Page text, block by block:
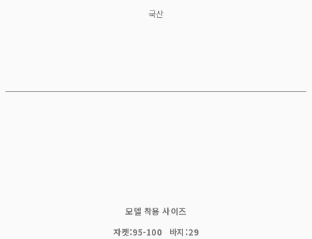
국산
모델 착용 사이즈
자켓:95-100 바지:29